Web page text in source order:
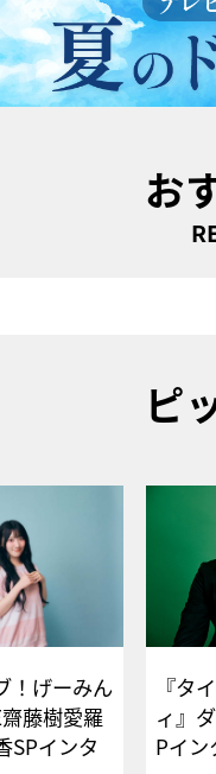
お
ピ
！げーみん
藤樹愛羅
SPインタ
『タ
ィ』
Pイ